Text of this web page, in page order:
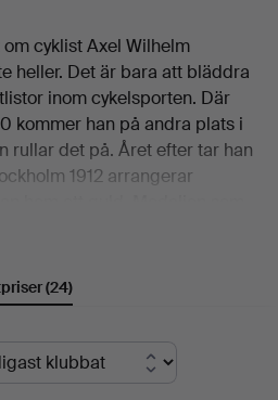
cyklist Axel Wilhelm
heller. Det är bara att bläddra
inom cykelsporten. Där
kommer han på andra plats i
rullar det på. Året efter tar han
1912 arrangerar
en diameter om 3,3 cm och
presenterat av
Globen. Allt som allt
med proveniens Axel
därefter som arv inom
(24)